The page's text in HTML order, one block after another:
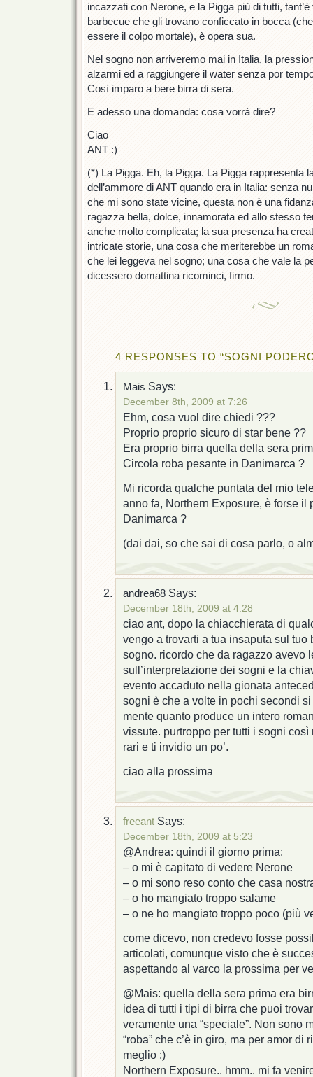
incazzati con Nerone, e la Pigga più di tutti,
barbecue che gli trovano conficcato in bocca
essere il colpo mortale), è opera sua.
Nel sogno non arriveremo mai in Italia, la
alzarmi ed a raggiungere il water senza por
Così imparo a bere birra di sera.
E adesso una domanda: cosa vorrà dire?
Ciao
ANT :)
(*) La Pigga. Eh, la Pigga. La Pigga rappresenta
dell’ammore di ANT quando era in Italia: senza
che mi sono state vicine, questa non è una
ragazza bella, dolce, innamorata ed allo stesso
anche molto complicata; la sua presenza ha
intricate storie, una cosa che meriterebbe un
che lei leggeva nel sogno; una cosa che vale la
dicessero domattina ricominci, firmo.
4 RESPONSES TO “SOGNI
Mais Says:
December 8th, 2009 at 7:26
Ehm, cosa vuol dire chiedi ???
Proprio proprio sicuro di star bene ??
Era proprio birra quella della sera
Circola roba pesante in Danimarca ?
Mi ricorda qualche puntata del mio
anno fa, Northern Exposure, è forse il
Danimarca ?
(dai dai, so che sai di cosa parlo, o
andrea68 Says:
December 18th, 2009 at 4:28
ciao ant, dopo la chiacchierata di
vengo a trovarti a tua insaputa sul tuo
sogno. ricordo che da ragazzo avevo
sull’interpretazione dei sogni e la
evento accaduto nella gionata
sogni è che a volte in pochi secondi
mente quanto produce un intero
vissute. purtroppo per tutti i sogni
rari e ti invidio un po’.
ciao alla prossima
freeant Says:
December 18th, 2009 at 5:23
@Andrea: quindi il giorno prima:
– o mi è capitato di vedere Nerone
– o mi sono reso conto che casa
– o ho mangiato troppo salame
– o ne ho mangiato troppo poco (più
come dicevo, non credevo fosse
articolati, comunque visto che è
aspettando al varco la prossima per
@Mais: quella della sera prima era
idea di tutti i tipi di birra che puoi
veramente una “speciale”. Non sono
“roba” che c’è in giro, ma per amor di
meglio :)
Northern Exposure.. hmm.. mi fa